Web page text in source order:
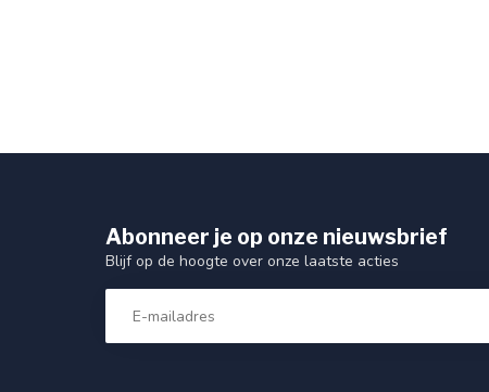
Abonneer je op onze nieuwsbrief
Blijf op de hoogte over onze laatste acties